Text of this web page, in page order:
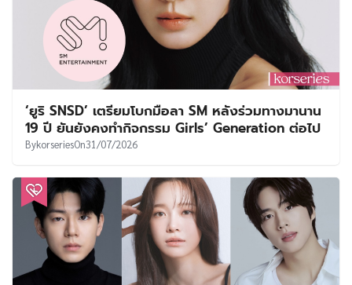
‘ยูริ SNSD’ เตรียมโบกมือลา SM หลังร่วมทางมานาน
19 ปี ยันยังคงทำกิจกรรม Girls’ Generation ต่อไป
BykorseriesOn31/07/2026